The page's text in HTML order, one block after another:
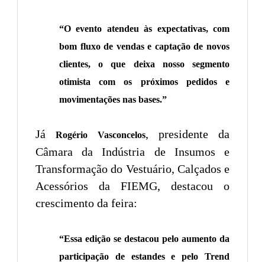
“O evento atendeu às expectativas, com
bom fluxo de vendas e captação de novos
clientes, o que deixa nosso segmento
otimista com os próximos pedidos e
movimentações nas bases.”
JáRogério Vasconcelos, presidente da
Câmara da Indústria de Insumos e
Transformação do Vestuário, Calçados e
Acessórios da FIEMG, destacou o
crescimento da feira:
“Essa edição se destacou pelo aumento da
participação de estandes e pelo Trend